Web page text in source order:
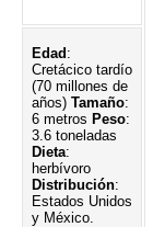
Edad :
Cretácico tardío
(70 millones de
años) Tamaño:
6 metros Peso:
3.6 toneladas
Dieta:
herbívoro
Distribución:
Estados Unidos
y México.